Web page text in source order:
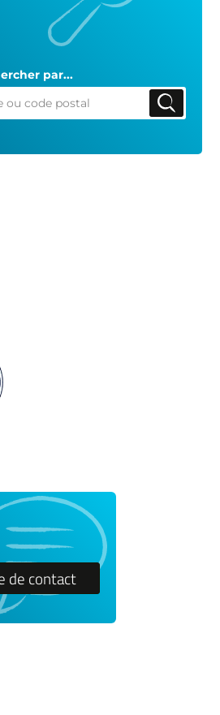
par...
de contact